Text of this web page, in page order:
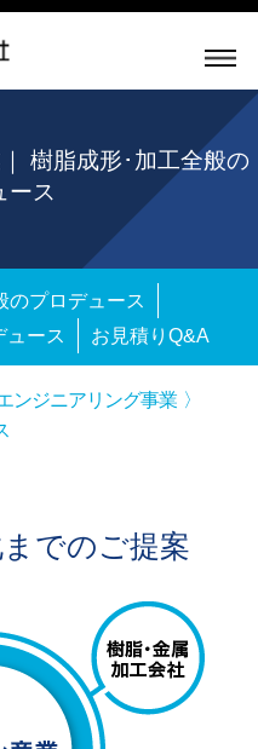
樹脂成形･加工全般の
ース
のプロデュース
ュース
お見積りQ&A
ンジニアリング事業
でのご提案